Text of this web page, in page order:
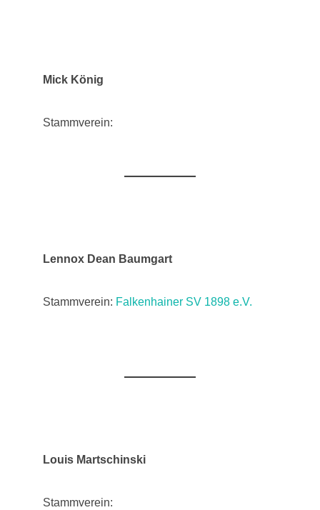
Mick König
Stammverein:
Lennox Dean Baumgart
Stammverein: Falkenhainer SV 1898 e.V.
Louis Martschinski
Stammverein: